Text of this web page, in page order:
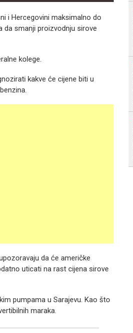
i Hercegovini maksimalno do
da smanji proizvodnju sirove
kolege.
kakve će cijene biti u
da će američke
uticati na rast cijena sirove
pumpama u Sarajevu. Kao što
maraka.